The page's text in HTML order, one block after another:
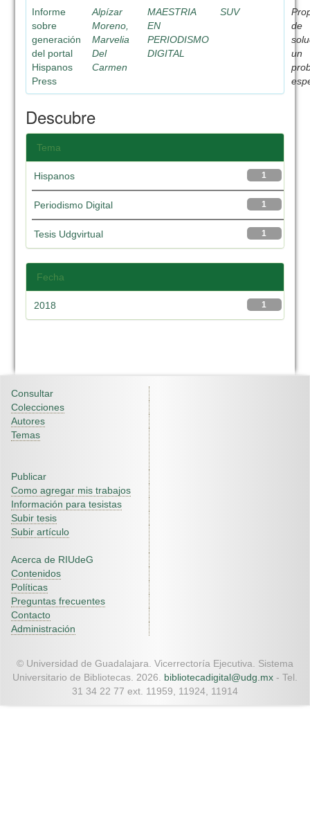
Informe
sobre
generación
del portal
Hispanos
Press
Alpízar
Moreno,
Marvelia
Del
Carmen
MAESTRIA
EN
PERIODISMO
DIGITAL
SUV
de
un
Descubre
Tema
1
Hispanos
1
Periodismo Digital
1
Tesis Udgvirtual
Fecha
1
2018
Consultar
Colecciones
Autores
Temas
Publicar
Como agregar mis trabajos
Información para tesistas
Subir tesis
Subir artículo
Acerca de RIUdeG
Contenidos
Políticas
Preguntas frecuentes
Contacto
Administración
© Universidad de Guadalajara. Vicerrectoría Ejecutiva. Sistema
Universitario de Bibliotecas. 2026. bibliotecadigital@udg.mx - Tel.
31 34 22 77 ext. 11959, 11924, 11914